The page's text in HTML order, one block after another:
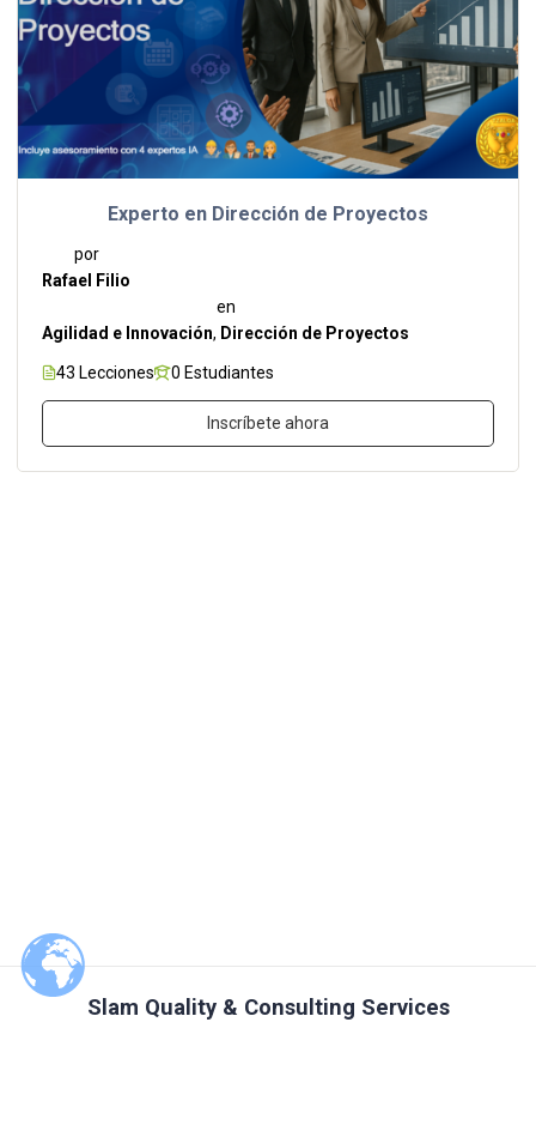
Experto en Dirección de Proyectos
por
Rafael Filio
en
Agilidad e Innovación, Dirección de Proyectos
43 Lecciones 0 Estudiantes
Inscríbete ahora
Slam Quality & Consulting Services